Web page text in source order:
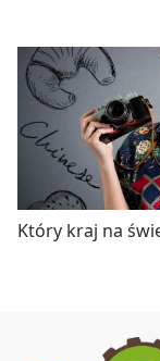
Który kraj na